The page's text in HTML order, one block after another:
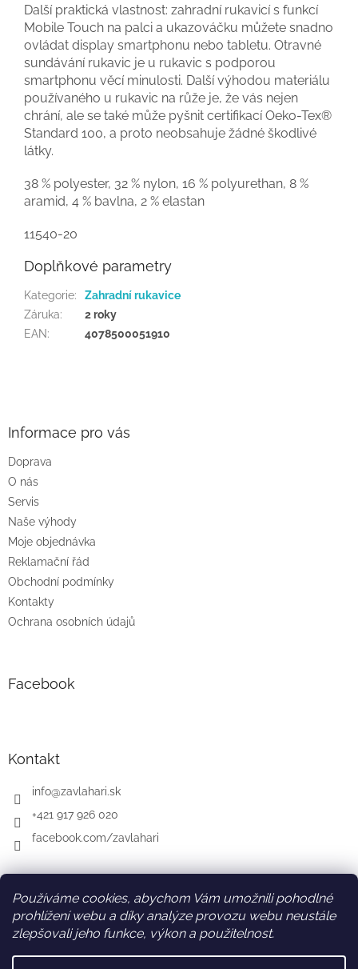
Používáme cookies, abychom Vám umožnili pohodlné
prohlížení webu a díky analýze provozu webu neustále
zlepšovali jeho funkce, výkon a použitelnost.
Další praktická vlastnost: zahradní rukavicí s funkcí
Mobile Touch na palci a ukazováčku můžete snadno
ovládat display smartphonu nebo tabletu. Otravné
sundávání rukavic je u rukavic s podporou
smartphonu věcí minulosti. Další výhodou materiálu
používaného u rukavic na růže je, že vás nejen
chrání, ale se také může pyšnit certifikací Oeko-Tex®
Standard 100, a proto neobsahuje žádné škodlivé
látky.
38 % polyester, 32 % nylon, 16 % polyurethan, 8 %
aramid, 4 % bavlna, 2 % elastan
11540-20
Doplňkové parametry
Kategorie:
Zahradní rukavice
Záruka:
2 roky
EAN: 4078500051910
Informace pro vás
Doprava
O nás
Servis
Naše výhody
Moje objednávka
Reklamační řád
Obchodní podmínky
Kontakty
Ochrana osobních údajů
Facebook
Kontakt
info@zavlahari.sk
+421 917 926 020
facebook.com/zavlahari
SK AT DE